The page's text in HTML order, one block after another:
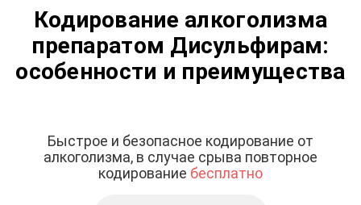
Кодирование алкоголизма
препаратом Дисульфирам:
особенности и преимущества
Быстрое и безопасное кодирование от
алкоголизма, в случае срыва повторное
кодирование бесплатно